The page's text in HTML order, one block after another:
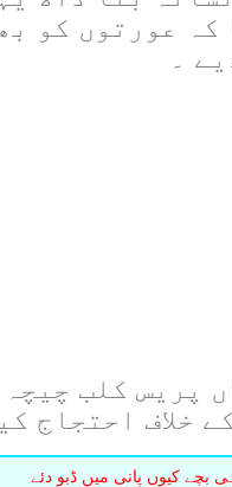
۔
خلاف احتجاج
بچے کیوں پانی میں ڈبو دئے